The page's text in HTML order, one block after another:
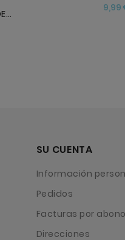
LAMPARA ICONS MY HERO ACADEMIA IZUKU MIDORIYA
9,99
SU CUENTA
Información
Pedidos
Facturas por abono
Direcciones